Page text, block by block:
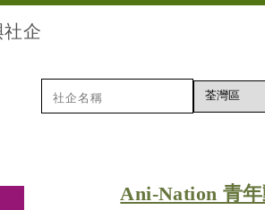
社企
Ani-Nation 青